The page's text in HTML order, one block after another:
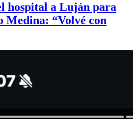
hospital a Luján para
Medina: “Volvé con